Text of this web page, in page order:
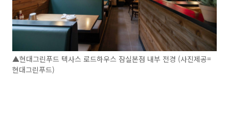
▲현대그린푸드 텍사스 로드하우스 잠실본점 내부 전경 (사진제공=
현대그린푸드)